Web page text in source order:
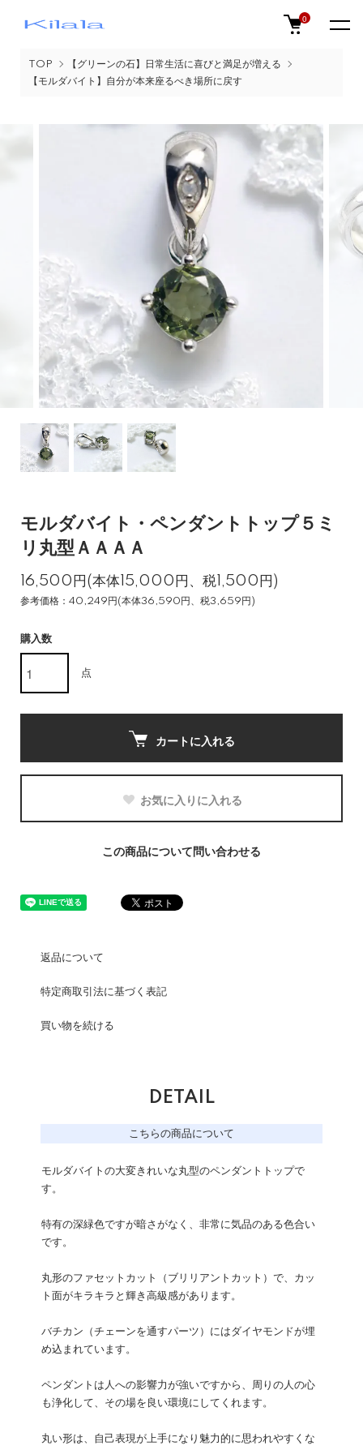
0
TOP
【グリーンの石】日常生活に喜びと満足が増える
【モルダバイト】自分が本来座るべき場所に戻す
モルダバイト・ペンダントトップ５ミ
リ丸型ＡＡＡＡ
16,500円(本体15,000円、税1,500円)
参考価格：40,249円(本体36,590円、税3,659円)
購入数
点
カートに入れる
お気に入りに入れる
この商品について問い合わせる
返品について
特定商取引法に基づく表記
買い物を続ける
DETAIL
こちらの商品について
モルダバイトの大変きれいな丸型のペンダントトップで
す。
特有の深緑色ですが暗さがなく、非常に気品のある色合い
です。
丸形のファセットカット（ブリリアントカット）で、カッ
ト面がキラキラと輝き高級感があります。
バチカン（チェーンを通すパーツ）にはダイヤモンドが埋
め込まれています。
ペンダントは人への影響力が強いですから、周りの人の心
も浄化して、その場を良い環境にしてくれます。
丸い形は、自己表現が上手になり魅力的に思われやすくな